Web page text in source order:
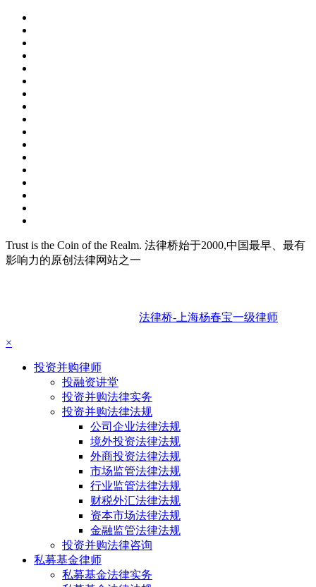
Trust is the Coin of the Realm. 法律桥始于2000,中国最早、最有
影响力的原创法律网站之一
法律桥-上海杨春宝一级律师
×
投资并购律师
投融资讲堂
投资并购法律实务
投资并购法律法规
公司企业法律法规
境外投资法律法规
外商投资法律法规
市场监管法律法规
行业监管法律法规
财税外汇法律法规
资本市场法律法规
金融监管法律法规
投资并购法律咨询
私募基金律师
私募基金法律实务